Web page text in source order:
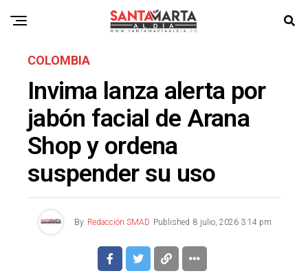
COLOMBIA
Invima lanza alerta por
jabón facial de Arana
Shop y ordena
suspender su uso
By Redacción SMAD Published 8 julio, 2026 3:14 pm